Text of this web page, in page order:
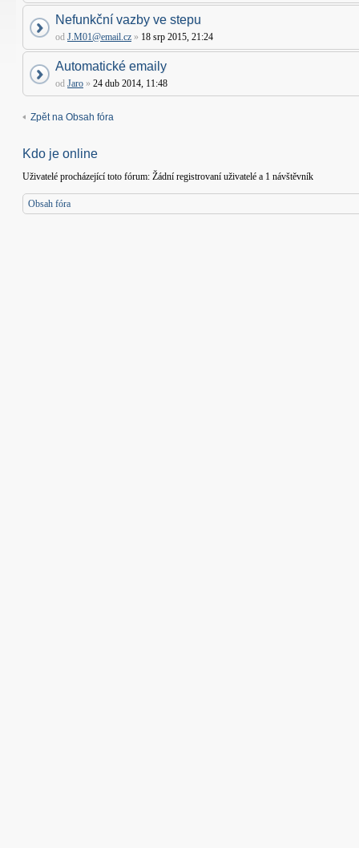
Nefunkční vazby ve stepu
od J.M01@email.cz » 18 srp 2015, 21:24
Automatické emaily
od Jaro » 24 dub 2014, 11:48
Zpět na Obsah fóra
Kdo je online
Uživatelé procházející toto fórum: Žádní registrovaní uživatelé a 1 návštěvník
Obsah fóra